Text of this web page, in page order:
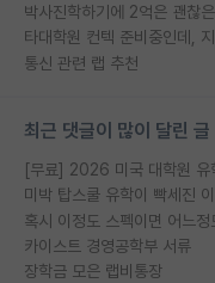
통신 관련 랩 추천
최근 댓글이 많이 달린 글
미박 탑스쿨 유학이 빡세진
혹시 이정도 스펙이면 어느
카이스트 경영공학부 서류
장학금 모은 랩비통장